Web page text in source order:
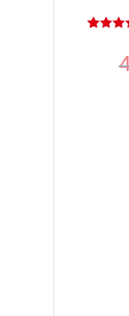
από
βάση